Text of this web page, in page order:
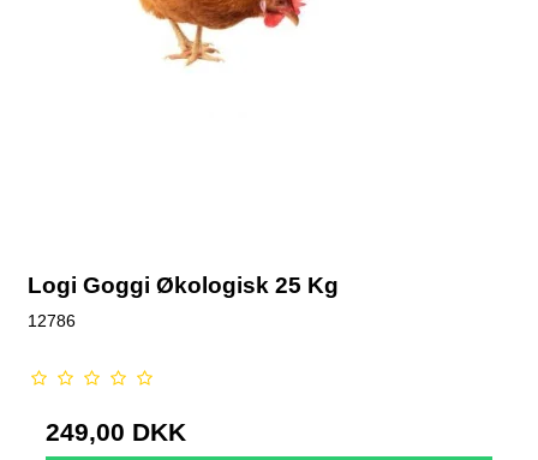
Logi Goggi Økologisk 25 Kg
12786
249,00 DKK